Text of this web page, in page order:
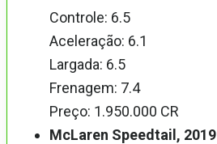
Controle: 6.5
Aceleração: 6.1
Largada: 6.5
Frenagem: 7.4
Preço: 1.950.000 CR
McLaren Speedtail, 2019